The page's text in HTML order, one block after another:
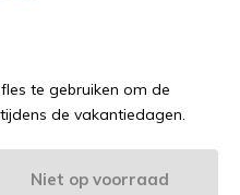
te gebruiken om de
de vakantiedagen.
Niet op voorraad